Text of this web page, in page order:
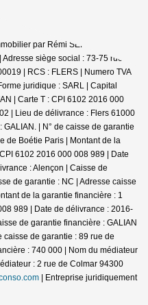
par Rémi SERAIS - Flers |
siège social : 73-75 rue du
| RCS : FLERS | Numero TVA
juridique : SARL | Capital
| Carte T : CPI 6102 2016 000
| Lieu de délivrance : Flers 61000
| N° de caisse de garantie
de Boétie Paris | Montant de la
6102 2016 000 008 989 | Date
: Alençon | Caisse de
de garantie : NC | Adresse caisse
de la garantie financière : 1
989 | Date de délivrance : 2016-
de garantie financière : GALIAN
caisse de garantie : 89 rue de
: 740 000 | Nom du médiateur
: 2 rue de Colmar 94300
| Entreprise juridiquement